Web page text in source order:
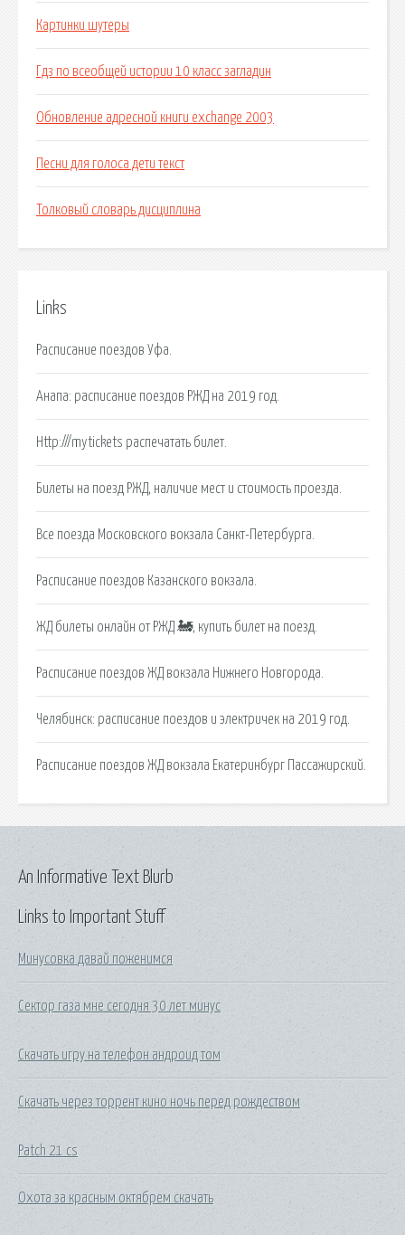
Картинки шутеры
Гдз по всеобщей истории 10 класс загладин
Обновление адресной книги exchange 2003
Песни для голоса дети текст
Толковый словарь дисциплина
Links
Расписание поездов Уфа.
Анапа: расписание поездов РЖД на 2019 год.
Http:///mytickets распечатать билет.
Билеты на поезд РЖД, наличие мест и стоимость проезда.
Все поезда Московского вокзала Санкт-Петербурга.
Расписание поездов Казанского вокзала.
ЖД билеты онлайн от РЖД 🚂, купить билет на поезд.
Расписание поездов ЖД вокзала Нижнего Новгорода.
Челябинск: расписание поездов и электричек на 2019 год.
Расписание поездов ЖД вокзала Екатеринбург Пассажирский.
Links to Important Stuff
Минусовка давай поженимся
Сектор газа мне сегодня 30 лет минус
Скачать игру на телефон андроид том
Скачать через торрент кино ночь перед рождеством
Patch 21 cs
Охота за красным октябрем скачать
An Informative Text Blurb